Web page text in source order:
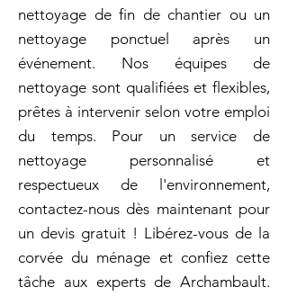
nettoyage de fin de chantier ou un
nettoyage ponctuel après un
événement. Nos équipes de
nettoyage sont qualifiées et flexibles,
prêtes à intervenir selon votre emploi
du temps. Pour un service de
nettoyage personnalisé et
respectueux de l'environnement,
contactez-nous dès maintenant pour
un devis gratuit ! Libérez-vous de la
corvée du ménage et confiez cette
tâche aux experts de Archambault.